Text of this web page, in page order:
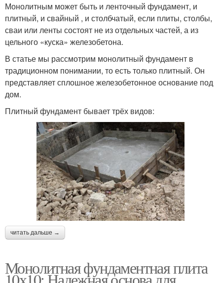
Монолитным может быть и ленточный фундамент, и
плитный, и свайный , и столбчатый, если плиты, столбы,
сваи или ленты состоят не из отдельных частей, а из
цельного «куска» железобетона.
В статье мы рассмотрим монолитный фундамент в
традиционном понимании, то есть только плитный. Он
представляет сплошное железобетонное основание под
дом.
Плитный фундамент бывает трёх видов:
читать дальше →
Монолитная фундаментная плита